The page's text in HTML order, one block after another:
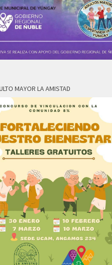
MAYOR LA AMISTAD